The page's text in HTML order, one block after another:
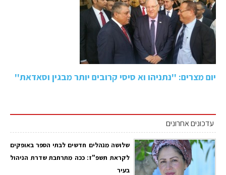
יום מצרים: ''נתניהו וא סיסי קרובים יותר מבגין וסאדאת''
עדכונים אחרונים
שלושה מנהלים חדשים לבתי הספר באופקים
לקראת תשפ"ז: ככה מתרחבת שדרת הניהול
בעיר